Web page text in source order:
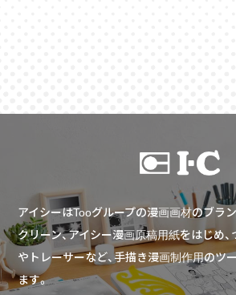
アイシーはTooグループの漫画画材のブラ
クリーン、アイシー漫画原稿用紙をはじめ
やトレーサーなど、手描き漫画制作用のツ
ます。